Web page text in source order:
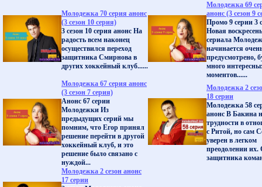
Молодежка 70 серия анонс
(3 сезон 10 серия)
3 сезон 10 серия анонс На
радость всем наконец
осуществился переход
защитника Смирнова в
других хоккейный клуб......
Молодежка 69
анонс (3 сезон 9
Промо 9 серии 3
Новая
сериала
начинается
предусмотрено,
много
моментов......
Молодежка 67 серия анонс
(3 сезон 7 серия)
Анонс 67 серии
Молодежки Из
предыдущих серий мы
помним, что Егор принял
решение перейти в другой
хоккейный клуб, и это
решение было связано с
нуждой...
Молодежка 2
18 серии
Молодежка 58
анонс В Бакина
трудности в
с Ритой, но сам
уверен в легком
преодолении их.
защитника
Молодежка 2 сезон анонс
17 серии